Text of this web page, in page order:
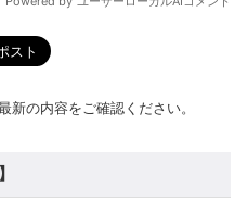
新の内容をご確認ください。